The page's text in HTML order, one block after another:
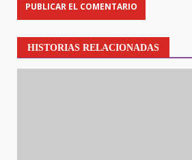
HISTORIAS RELACIONADAS